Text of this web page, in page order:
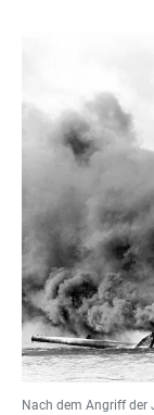
Nach dem Angriff der